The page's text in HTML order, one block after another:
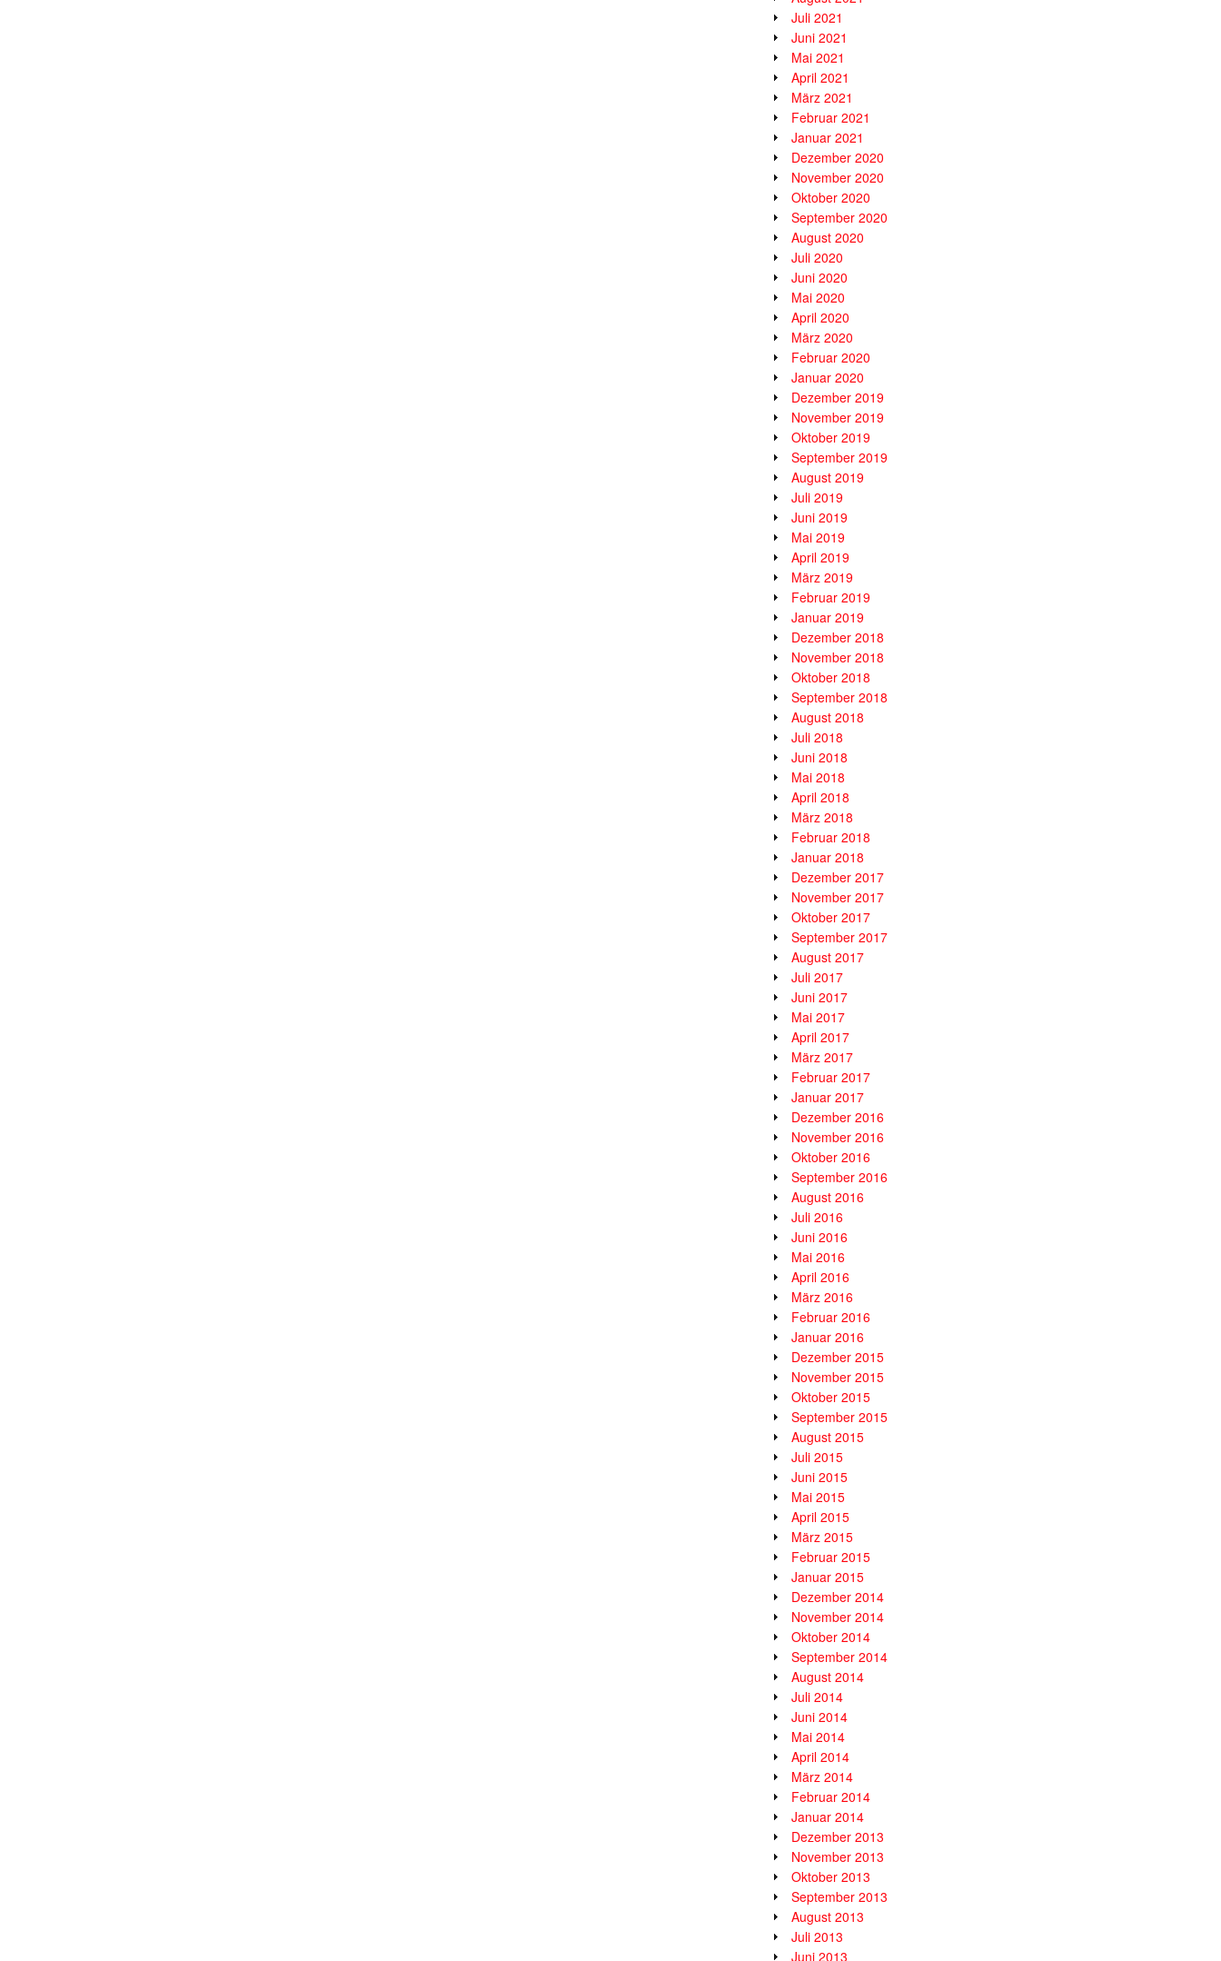
Juli 2021
Juni 2021
Mai 2021
April 2021
März 2021
Februar 2021
Januar 2021
Dezember 2020
November 2020
Oktober 2020
September 2020
August 2020
Juli 2020
Juni 2020
Mai 2020
April 2020
März 2020
Februar 2020
Januar 2020
Dezember 2019
November 2019
Oktober 2019
September 2019
August 2019
Juli 2019
Juni 2019
Mai 2019
April 2019
März 2019
Februar 2019
Januar 2019
Dezember 2018
November 2018
Oktober 2018
September 2018
August 2018
Juli 2018
Juni 2018
Mai 2018
April 2018
März 2018
Februar 2018
Januar 2018
Dezember 2017
November 2017
Oktober 2017
September 2017
August 2017
Juli 2017
Juni 2017
Mai 2017
April 2017
März 2017
Februar 2017
Januar 2017
Dezember 2016
November 2016
Oktober 2016
September 2016
August 2016
Juli 2016
Juni 2016
Mai 2016
April 2016
März 2016
Februar 2016
Januar 2016
Dezember 2015
November 2015
Oktober 2015
September 2015
August 2015
Juli 2015
Juni 2015
Mai 2015
April 2015
März 2015
Februar 2015
Januar 2015
Dezember 2014
November 2014
Oktober 2014
September 2014
August 2014
Juli 2014
Juni 2014
Mai 2014
April 2014
März 2014
Februar 2014
Januar 2014
Dezember 2013
November 2013
Oktober 2013
September 2013
August 2013
Juli 2013
Juni 2013